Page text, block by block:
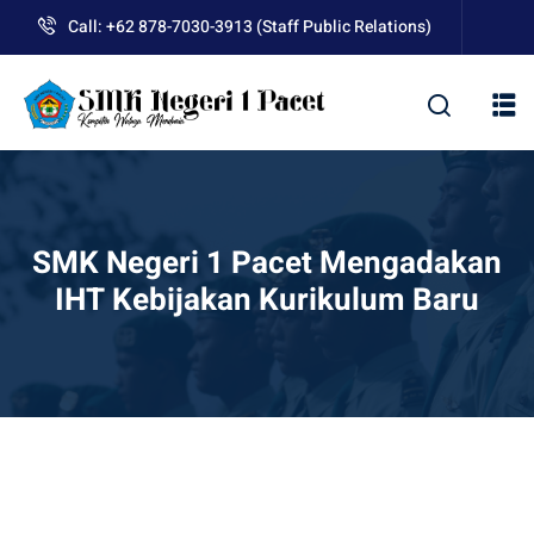
content
Call: +62 878-7030-3913 (Staff Public Relations)
SMK Negeri 1 Pacet Mengadakan
IHT Kebijakan Kurikulum Baru